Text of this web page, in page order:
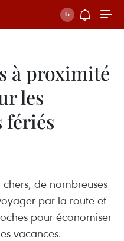
à proximité
les
fériés
de nombreuses
par la route et
pour économiser
vacances.